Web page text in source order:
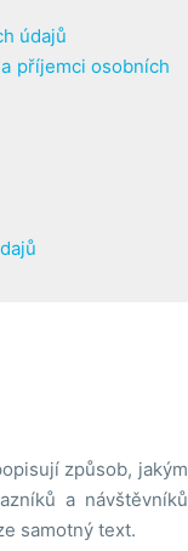
údajů
příjemci osobních
způsob, jakým
a návštěvníků
samotný text.